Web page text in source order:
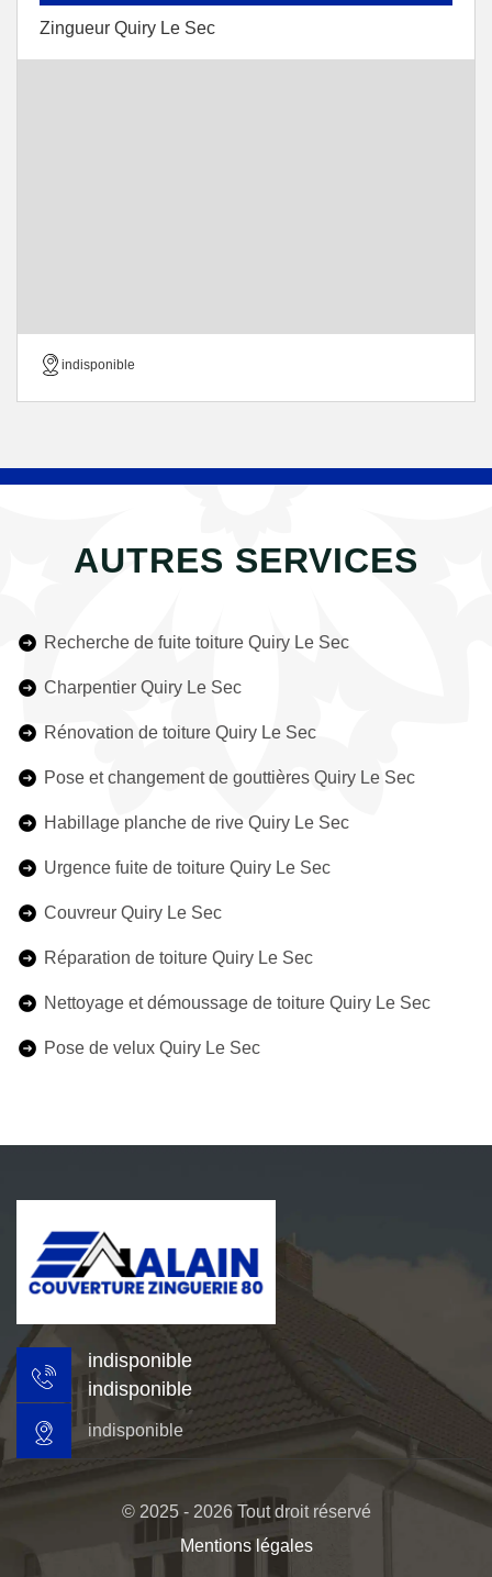
Zingueur Quiry Le Sec
indisponible
AUTRES SERVICES
Recherche de fuite toiture Quiry Le Sec
Charpentier Quiry Le Sec
Rénovation de toiture Quiry Le Sec
Pose et changement de gouttières Quiry Le Sec
Habillage planche de rive Quiry Le Sec
Urgence fuite de toiture Quiry Le Sec
Couvreur Quiry Le Sec
Réparation de toiture Quiry Le Sec
Nettoyage et démoussage de toiture Quiry Le Sec
Pose de velux Quiry Le Sec
indisponible
indisponible
indisponible
© 2025 - 2026 Tout droit réservé
Mentions légales